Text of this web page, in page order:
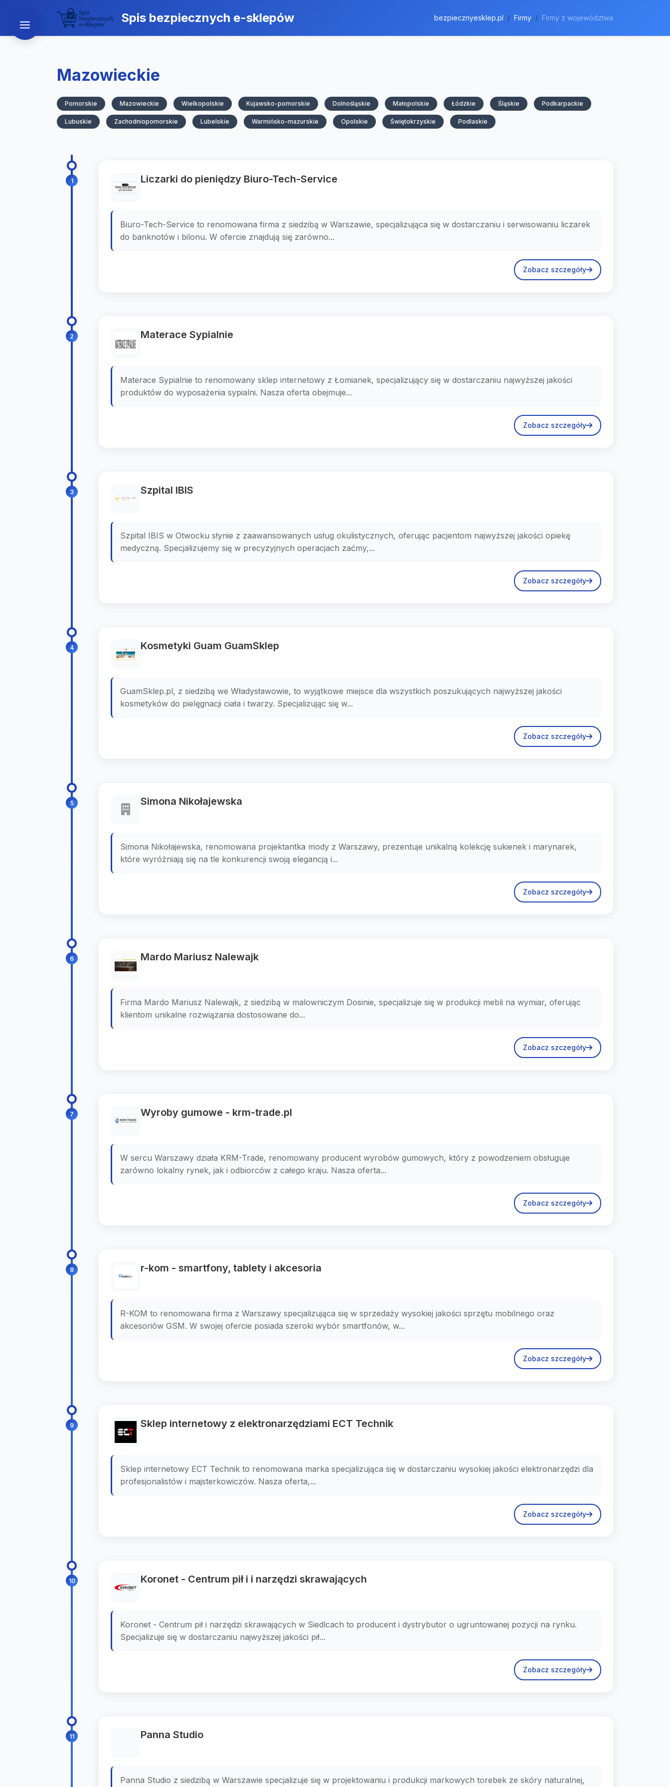
Spis bezpiecznych e-sklepów bezpiecznyesklep.pl Firmy Firmy z województwa
Mazowieckie
Pomorskie Mazowieckie Wielkopolskie Kujawsko-pomorskie Dolnośląskie Małopolskie Łódzkie Śląskie Podkarpackie
Lubuskie Zachodniopomorskie Lubelskie Warmińsko-mazurskie Opolskie Świętokrzyskie Podlaskie
1 Liczarki do pieniędzy Biuro-Tech-Service
Biuro-Tech-Service to renomowana firma z siedzibą w Warszawie, specjalizująca się w dostarczaniu i serwisowaniu liczarek
do banknotów i bilonu. W ofercie znajdują się zarówno...
Zobacz szczegóły
2 Materace Sypialnie
Materace Sypialnie to renomowany sklep internetowy z Łomianek, specjalizujący się w dostarczaniu najwyższej jakości
produktów do wyposażenia sypialni. Nasza oferta obejmuje...
Zobacz szczegóły
3 Szpital IBIS
Szpital IBIS w Otwocku słynie z zaawansowanych usług okulistycznych, oferując pacjentom najwyższej jakości opiekę
medyczną. Specjalizujemy się w precyzyjnych operacjach zaćmy,...
Zobacz szczegóły
4 Kosmetyki Guam GuamSklep
GuamSklep.pl, z siedzibą we Władysławowie, to wyjątkowe miejsce dla wszystkich poszukujących najwyższej jakości
kosmetyków do pielęgnacji ciała i twarzy. Specjalizując się w...
Zobacz szczegóły
5 Simona Nikołajewska
Simona Nikołajewska, renomowana projektantka mody z Warszawy, prezentuje unikalną kolekcję sukienek i marynarek,
które wyróżniają się na tle konkurencji swoją elegancją i...
Zobacz szczegóły
6 Mardo Mariusz Nalewajk
Firma Mardo Mariusz Nalewajk, z siedzibą w malowniczym Dosinie, specjalizuje się w produkcji mebli na wymiar, oferując
klientom unikalne rozwiązania dostosowane do...
Zobacz szczegóły
7 Wyroby gumowe - krm-trade.pl
W sercu Warszawy działa KRM-Trade, renomowany producent wyrobów gumowych, który z powodzeniem obsługuje
zarówno lokalny rynek, jak i odbiorców z całego kraju. Nasza oferta...
Zobacz szczegóły
8 r-kom - smartfony, tablety i akcesoria
R-KOM to renomowana firma z Warszawy specjalizująca się w sprzedaży wysokiej jakości sprzętu mobilnego oraz
akcesoriów GSM. W swojej ofercie posiada szeroki wybór smartfonów, w...
Zobacz szczegóły
9 Sklep internetowy z elektronarzędziami ECT Technik
Sklep internetowy ECT Technik to renomowana marka specjalizująca się w dostarczaniu wysokiej jakości elektronarzędzi dla
profesjonalistów i majsterkowiczów. Nasza oferta,...
Zobacz szczegóły
10 Koronet - Centrum pił i i narzędzi skrawających
Koronet - Centrum pił i narzędzi skrawających w Siedlcach to producent i dystrybutor o ugruntowanej pozycji na rynku.
Specjalizuje się w dostarczaniu najwyższej jakości pił...
Zobacz szczegóły
11 Panna Studio
Panna Studio z siedzibą w Warszawie specjalizuje się w projektowaniu i produkcji markowych torebek ze skóry naturalnej,